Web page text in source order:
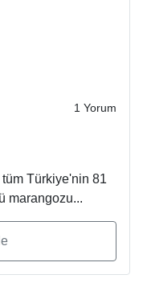
1 Yorum
Türkiye'nin 81
marangozu...